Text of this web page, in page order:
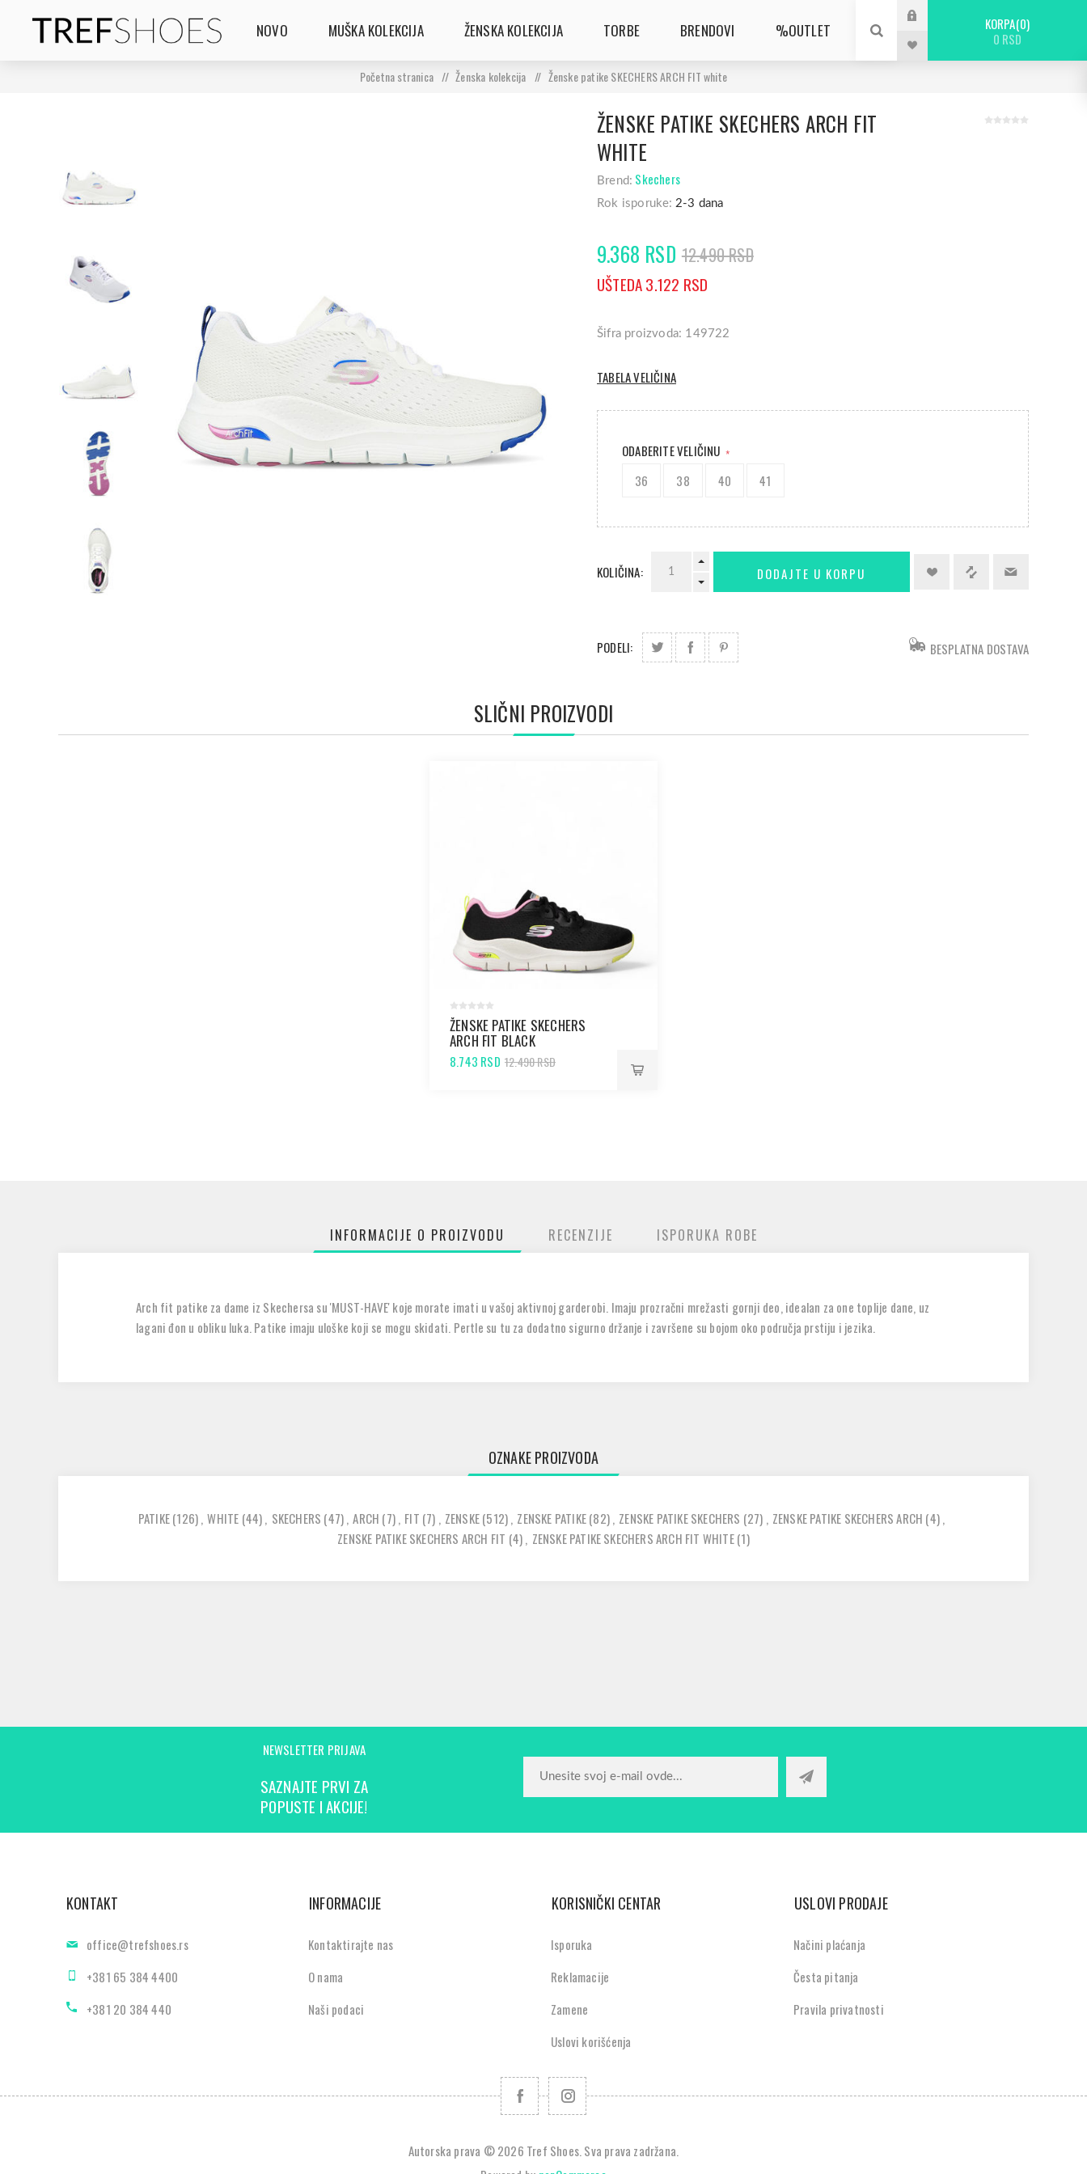
NOVO MUŠKA KOLEKCIJA ŽENSKA KOLEKCIJA TORBE BRENDOVI %OUTLET KORPA 0
0 RSD
Početna stranica / Ženska kolekcija / Ženske patike SKECHERS ARCH FIT white
ŽENSKE PATIKE SKECHERS ARCH FIT
WHITE
Brend: Skechers
Rok isporuke: 2-3 dana
9.368 RSD 12.490 RSD
UŠTEDA 3.122 RSD
Šifra proizvoda: 149722
TABELA VELIČINA
ODABERITE VELIČINU *
36 38 40 41
KOLIČINA:
PODELI: BESPLATNA DOSTAVA
SLIČNI PROIZVODI
ŽENSKE PATIKE SKECHERS
ARCH FIT BLACK
8.743 RSD 12.490 RSD
INFORMACIJE O PROIZVODU RECENZIJE ISPORUKA ROBE
Arch fit patike za dame iz Skechersa su 'MUST-HAVE' koje morate imati u vašoj aktivnoj garderobi. Imaju prozračni mrežasti gornji deo, idealan za one toplije dane, uz
lagani đon u obliku luka. Patike imaju uloške koji se mogu skidati. Pertle su tu za dodatno sigurno držanje i završene su bojom oko područja prstiju i jezika.
OZNAKE PROIZVODA
PATIKE(126), WHITE (44), SKECHERS (47), ARCH (7), FIT (7) , ZENSKE(512), ZENSKE PATIKE(82), ZENSKE PATIKE SKECHERS (27) , ZENSKE PATIKE SKECHERS ARCH (4),
ZENSKE PATIKE SKECHERS ARCH FIT (4), ZENSKE PATIKE SKECHERS ARCH FIT WHITE(1)
NEWSLETTER PRIJAVA
SAZNAJTE PRVI ZA
POPUSTE I AKCIJE!
KONTAKT
office@trefshoes.rs
+381 65 384 4400
+381 20 384 440
INFORMACIJE
Kontaktirajte nas
O nama
Naši podaci
KORISNIČKI CENTAR
Isporuka
Reklamacije
Zamene
Uslovi korišćenja
USLOVI PRODAJE
Načini plaćanja
Česta pitanja
Pravila privatnosti
Autorska prava © 2026 Tref Shoes. Sva prava zadržana.